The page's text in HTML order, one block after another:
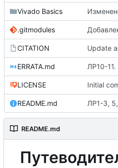
Vivado Basics
.gitmodules
CITATION
ERRATA.md
LICENSE Initial
README.md
README.md